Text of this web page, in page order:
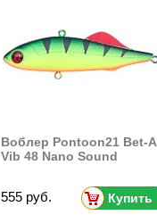
Воблер Pontoon21 Bet-A
Vib 48 Nano Sound
555 руб. Купить